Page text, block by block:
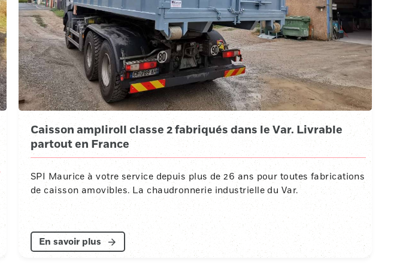
Caisson ampliroll classe 2 fabriqués dans le Var. Livrable
partout en France
SPI Maurice à votre service depuis plus de 26 ans pour toutes fabrications
de caisson amovibles. La chaudronnerie industrielle du Var.
En savoir plus